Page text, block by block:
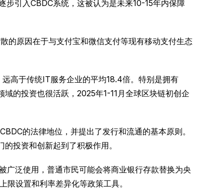
引入CBDC系统，这被认为是未来10-15年内保障
的原因在于与支付宝和微信支付等现有移动支付生态
高于传统IT服务企业的平均18.4倍。特别是拥有
的投资也很活跃，2025年1-11月全球区块链初创企
的法律地位，并提出了发行和流通的基本原则。
投资和创新起到了积极作用。
广泛使用，普通市民可能会将商业银行存款替换为央
设置和利率差异化等政策工具。